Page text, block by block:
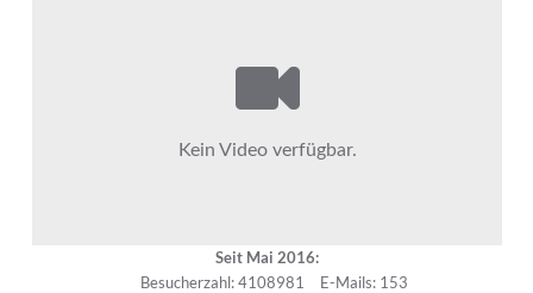
Seit Mai 2016:
Besucherzahl: 4108981
E-Mails: 153